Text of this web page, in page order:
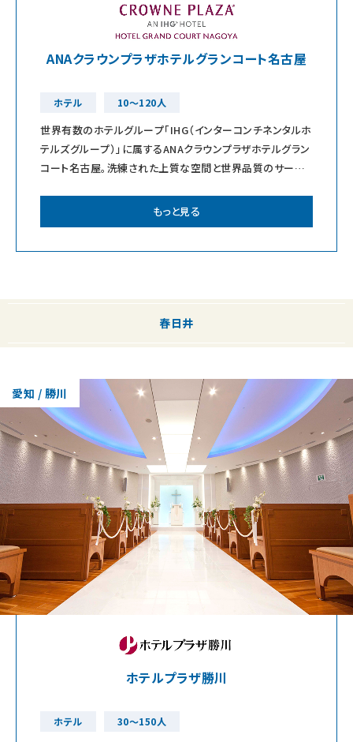
ANAクラウンプラザホテルグランコート名古屋
ホテル 10～120人
世界有数のホテルグループ「IHG（インターコンチネンタルホ
テルズグループ）」に属するANAクラウンプラザホテルグラン
コート名古屋。洗練された上質な空間と世界品質のサービ
もっと見る
春日井
愛知 / 勝川
ホテルプラザ勝川
ホテル 30～150人